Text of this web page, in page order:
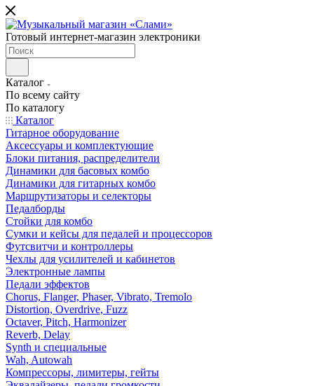
Готовый интернет-магазин электроники
Каталог
По всему сайту
По каталогу
Каталог
Гитарное оборудование
Аксессуары и комплектующие
Блоки питания, распределители
Динамики для басовых комбо
Динамики для гитарных комбо
Маршрутизаторы и селекторы
Педалборды
Стойки для комбо
Сумки и кейсы для педалей и процессоров
Футсвитчи и контроллеры
Чехлы для усилителей и кабинетов
Электронные лампы
Педали эффектов
Chorus, Flanger, Phaser, Vibrato, Tremolo
Distortion, Overdrive, Fuzz
Octaver, Pitch, Harmonizer
Reverb, Delay
Synth и специальные
Wah, Autowah
Компрессоры, лимитеры, гейты